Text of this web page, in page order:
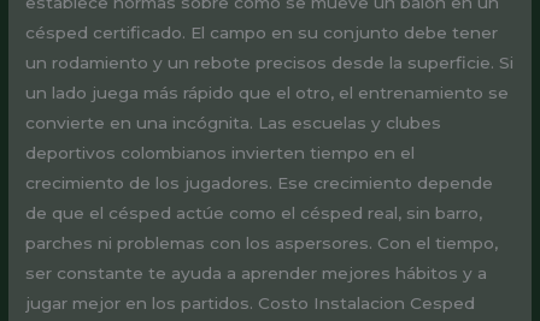
césped certificado. El campo en su conjunto debe tener
un rodamiento y un rebote precisos desde la superficie. Si
un lado juega más rápido que el otro, el entrenamiento se
convierte en una incógnita. Las escuelas y clubes
deportivos colombianos invierten tiempo en el
crecimiento de los jugadores. Ese crecimiento depende
de que el césped actúe como el césped real, sin barro,
parches ni problemas con los aspersores. Con el tiempo,
ser constante te ayuda a aprender mejores hábitos y a
jugar mejor en los partidos. Costo Instalacion Cesped